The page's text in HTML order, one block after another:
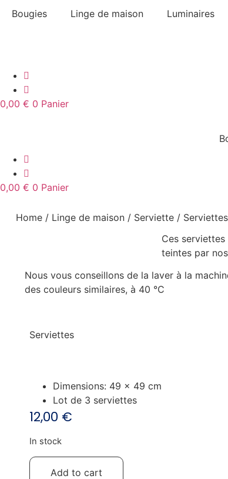
Bougies Linge de maison Luminaires
0,00 € 0 Panier
0,00 € 0 Panier
Home/ Linge de maison/ Serviette/ Serviettes
Ces
teintes par
Nous vous conseillons de la laver à la
des couleurs similaires, à 40 °C
Serviettes
Dimensions: 49 x 49 cm
Lot de 3 serviettes
12,00 €
In stock
Serviettes
quantityAdd to cart